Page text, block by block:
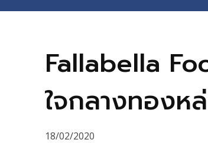
Fallabella
ใจกลางทองห
18/02/2020